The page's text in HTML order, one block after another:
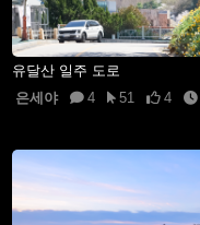
유달산 일주 도로
은세야
4 51 4